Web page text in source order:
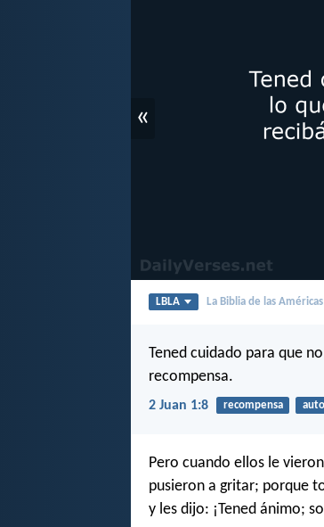
«
LBLA La Biblia de las Américas
Tened cuidado para que
recompensa.
2 Juan 1:8 recompensa
Pero cuando ellos le
pusieron a gritar; porque
y les dijo: ¡Tened ánimo;